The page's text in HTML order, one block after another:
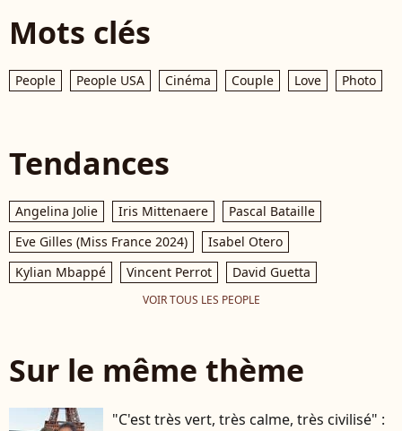
Mots clés
People People USA Cinéma Couple Love Photo
Tendances
Angelina Jolie Iris Mittenaere
Pascal Bataille
Eve Gilles (Miss France 2024)
Isabel Otero
Kylian Mbappé
Vincent Perrot David Guetta
VOIR TOUS LES PEOPLE
Sur le même thème
"C'est très vert, très calme, très civilisé" :